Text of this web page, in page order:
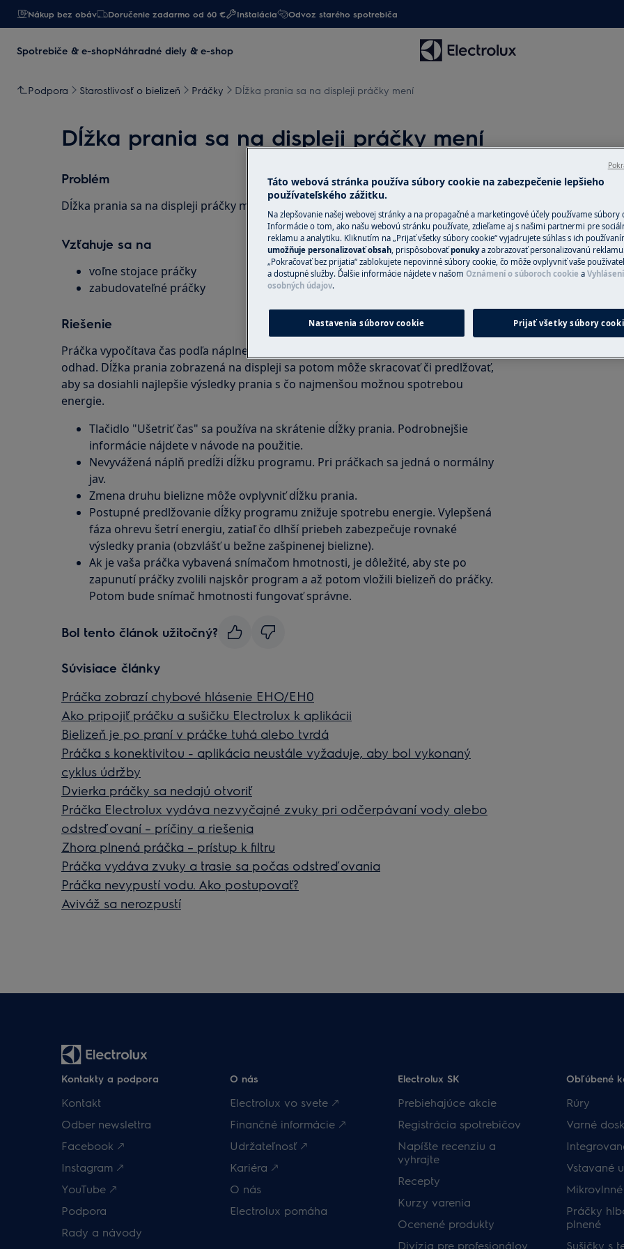
Nákup bez obáv Doručenie zadarmo od 60 € Inštalácia Odvoz starého spotrebiča
Spotrebiče & e-shopNáhradné diely & e-shop
Podpora Starostlivosť o bielizeň Práčky Dĺžka prania sa na displeji práčky mení
Dĺžka prania sa na displeji práčky mení
Problém
Dĺžka prania sa na displeji práčky mení
Vzťahuje sa na
voľne stojace práčky
zabudovateľné práčky
Riešenie
Práčka vypočítava čas podľa náplne a druhu bielizne a zobrazuje tento príslušný
odhad. Dĺžka prania zobrazená na displeji sa potom môže skracovať či predlžovať,
aby sa dosiahli najlepšie výsledky prania s čo najmenšou možnou spotrebou
energie.
Tlačidlo "Ušetriť čas" sa používa na skrátenie dĺžky prania. Podrobnejšie
informácie nájdete v návode na použitie.
Nevyvážená náplň predĺži dĺžku programu. Pri práčkach sa jedná o normálny
jav.
Zmena druhu bielizne môže ovplyvniť dĺžku prania.
Postupné predlžovanie dĺžky programu znižuje spotrebu energie. Vylepšená
fáza ohrevu šetrí energiu, zatiaľ čo dlhší priebeh zabezpečuje rovnaké
výsledky prania (obzvlášť u bežne zašpinenej bielizne).
Ak je vaša práčka vybavená snímačom hmotnosti, je dôležité, aby ste po
zapunutí práčky zvolili najskôr program a až potom vložili bielizeň do práčky.
Potom bude snímač hmotnosti fungovať správne.
Bol tento článok užitočný?
Súvisiace články
Práčka zobrazí chybové hlásenie EHO/EH0
Ako pripojiť práčku a sušičku Electrolux k aplikácii
Bielizeň je po praní v práčke tuhá alebo tvrdá
Práčka s konektivitou - aplikácia neustále vyžaduje, aby bol vykonaný
cyklus údržby
Dvierka práčky sa nedajú otvoriť
Práčka Electrolux vydáva nezvyčajné zvuky pri odčerpávaní vody alebo
odstreďovaní – príčiny a riešenia
Zhora plnená práčka – prístup k filtru
Práčka vydáva zvuky a trasie sa počas odstreďovania
Práčka nevypustí vodu. Ako postupovať?
Aviváž sa nerozpustí
Vyhľadajte si
spotrebič v
priamo domov.
Do
Kontakty a podpora
Kontakt
Odber newslettra
Facebook 🡕
Instagram 🡕
YouTube 🡕
Podpora
Rady a návody
O nás
Electrolux vo svete 🡕
Finančné informácie 🡕
Udržateľnosť 🡕
Kariéra 🡕
O nás
Electrolux pomáha
Electrolux SK
Prebiehajúce akcie
Registrácia spotrebičov
Napíšte recenziu a
vyhrajte
Recepty
Kurzy varenia
Ocenené produkty
Divízia pre profesionálov
Obľúbené
Rúry
Varné
Vstavané
Práčky
plnené
Sušičky s
Táto webová stránka používa súbory cookie na zabezpečenie lepšieho
používateľského zážitku.
Na zlepšovanie našej webovej stránky a na propagačné a marketingové účely používame súbory
Informácie o tom, ako našu webovú stránku používate, zdieľame aj s našimi partnermi pre
reklamu a analytiku. Kliknutím na „Prijať všetky súbory cookie“ vyjadrujete súhlas s ich
umožňuje personalizovať obsah , prispôsobovaťponukya zobrazovať personalizovanú
„Pokračovať bez prijatia“ zablokujete nepovinné súbory cookie, čo môže ovplyvniť vaše
a dostupné služby. Ďalšie informácie nájdete v našom Oznámení o súboroch cookie a
osobných údajov.
Nastavenia súborov cookie Prijať všetky súbory